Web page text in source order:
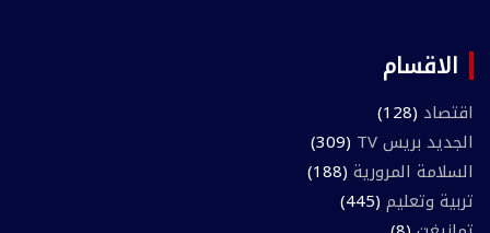
الاقسام
اقتصاد (128)
الجديد بريس TV
(309)
السلامة المرورية (188)
تربية وتعليم (445)